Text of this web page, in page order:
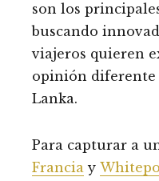
son los
buscando
viajeros quieren
opinión diferente
Lanka.
Para capturar a
Francia y